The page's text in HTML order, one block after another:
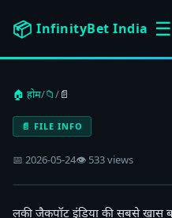
📦 InfinityBet India ☰
🏠 होम/📁/📄
📄 FILE INFO
📅 2026-05-24👁 533 views
लकी जैकपॉट इंडिया की सबसे खास